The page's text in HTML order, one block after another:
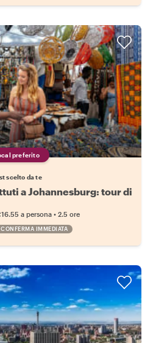
preferito
scelto da te
a Johannesburg: tour di
a persona • 2.5 ore
CONFERMA IMMEDIATA